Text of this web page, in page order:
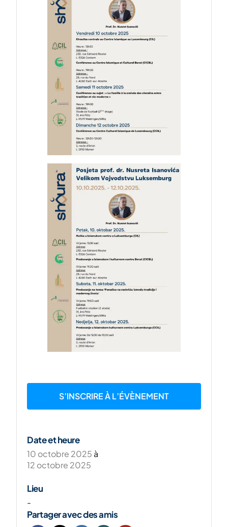
S’INSCRIRE À L’ÉVÈNEMENT
Date et heure
10 octobre 2025 à
12 octobre 2025
Lieu
-
Partager avec des amis